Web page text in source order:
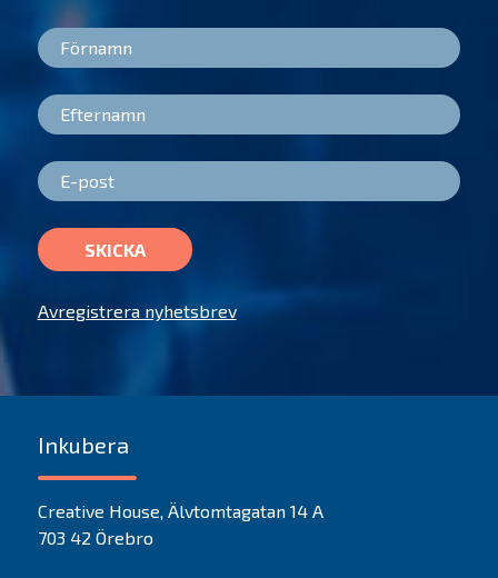
SKICKA
Avregistrera nyhetsbrev
Inkubera
Creative House, Älvtomtagatan 14 A
703 42 Örebro